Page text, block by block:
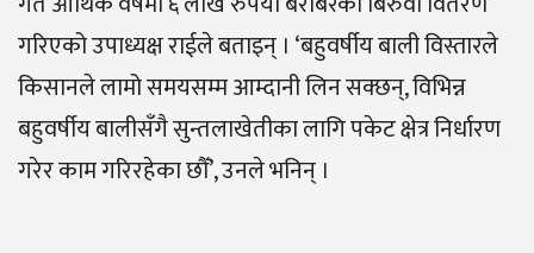
गरिएको उपाध्यक्ष राईले बताइन् । ‘बहुवर्षीय बाली विस्तारले
किसानले लामो समयसम्म आम्दानी लिन सक्छन्, विभिन्न
बहुवर्षीय बालीसँगै सुन्तलाखेतीका लागि पकेट क्षेत्र निर्धारण
गरेर काम गरिरहेका छौँ’, उनले भनिन् ।